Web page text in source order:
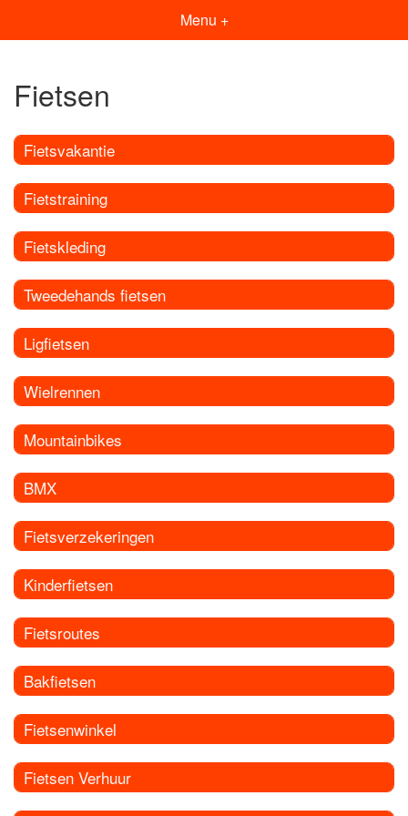
Menu +
Fietsen
Fietsvakantie
Fietstraining
Fietskleding
Tweedehands fietsen
Ligfietsen
Wielrennen
Mountainbikes
BMX
Fietsverzekeringen
Kinderfietsen
Fietsroutes
Bakfietsen
Fietsenwinkel
Fietsen Verhuur